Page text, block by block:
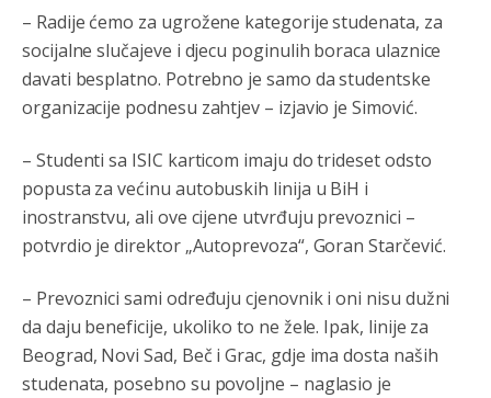
– Radije ćemo za ugrožene kategorije studenata, za
socijalne slučajeve i djecu poginulih boraca ulaznice
davati besplatno. Potrebno je samo da studentske
organizacije podnesu zahtjev – izjavio je Simović.
– Studenti sa ISIC karticom imaju do trideset odsto
popusta za većinu autobuskih linija u BiH i
inostranstvu, ali ove cijene utvrđuju prevoznici –
potvrdio je direktor „Autoprevoza“, Goran Starčević.
– Prevoznici sami određuju cjenovnik i oni nisu dužni
da daju beneficije, ukoliko to ne žele. Ipak, linije za
Beograd, Novi Sad, Beč i Grac, gdje ima dosta naših
studenata, posebno su povoljne – naglasio je
Анонимно2798926 јуче
Uvijek se mora na prvo mjesto staviti svoj građanin i
svoj grad
isporuka vode za Sarajevo je smanjena zbog kvara na
cevovodu,majstori iz sarajevskog vodovoda dolaze da
saniraju glavnu cijev.
Анонимно2553747 јуче 7:41
Šarović i dodik upotri***še svoje đžokere za izazivanje
predizbornoghaosa.Opetće istočno sarajevo biti
označena kao rak rana RS.
Анонимно2022778 јуче 8:21